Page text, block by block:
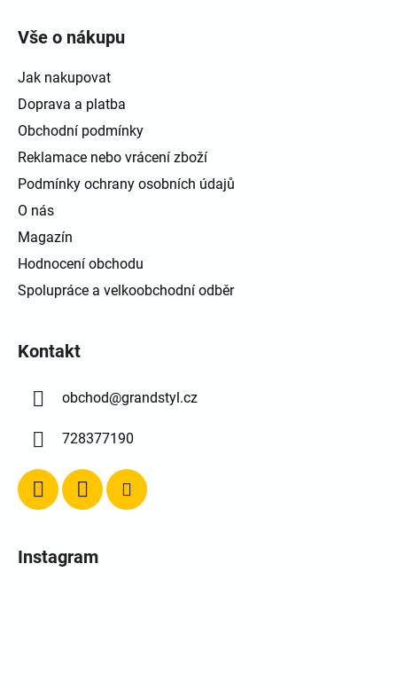
Vše o nákupu
Jak nakupovat
Doprava a platba
Obchodní podmínky
Reklamace nebo vrácení zboží
Podmínky ochrany osobních údajů
O nás
Magazín
Hodnocení obchodu
Spolupráce a velkoobchodní odběr
Kontakt
obchod@grandstyl.cz
728377190
Instagram